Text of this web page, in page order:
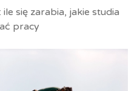
się zarabia, jakie studia
pracy